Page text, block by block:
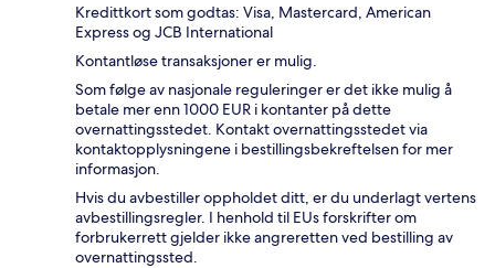
Kredittkort som godtas: Visa, Mastercard, American
Express og JCB International
Kontantløse transaksjoner er mulig.
Som følge av nasjonale reguleringer er det ikke mulig å
betale mer enn 1000 EUR i kontanter på dette
overnattingsstedet. Kontakt overnattingsstedet via
kontaktopplysningene i bestillingsbekreftelsen for mer
informasjon.
Hvis du avbestiller oppholdet ditt, er du underlagt vertens
avbestillingsregler. I henhold til EUs forskrifter om
forbrukerrett gjelder ikke angreretten ved bestilling av
overnattingssted.